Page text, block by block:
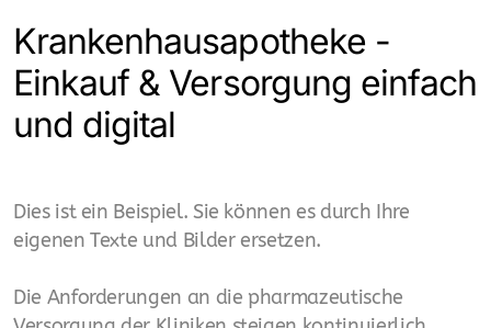
Krankenhausapotheke -
Einkauf & Versorgung einfach
und digital
Dies ist ein Beispiel. Sie können es durch Ihre
eigenen Texte und Bilder ersetzen.
Die Anforderungen an die pharmazeutische
Apothekeninhaber
Einkauf - Pharma-Grosshandel
Mitarbeiter
Liquidität - Cash Flow der Apotheke
QMS-Qualitätsmanagement